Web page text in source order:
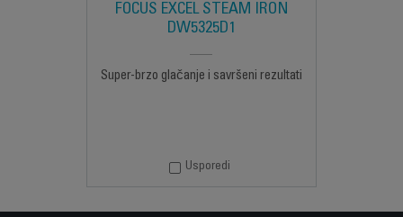
FOCUS EXCEL STEAM IRON
DW5325D1
Super-brzo glačanje i savršeni rezultati
Usporedi